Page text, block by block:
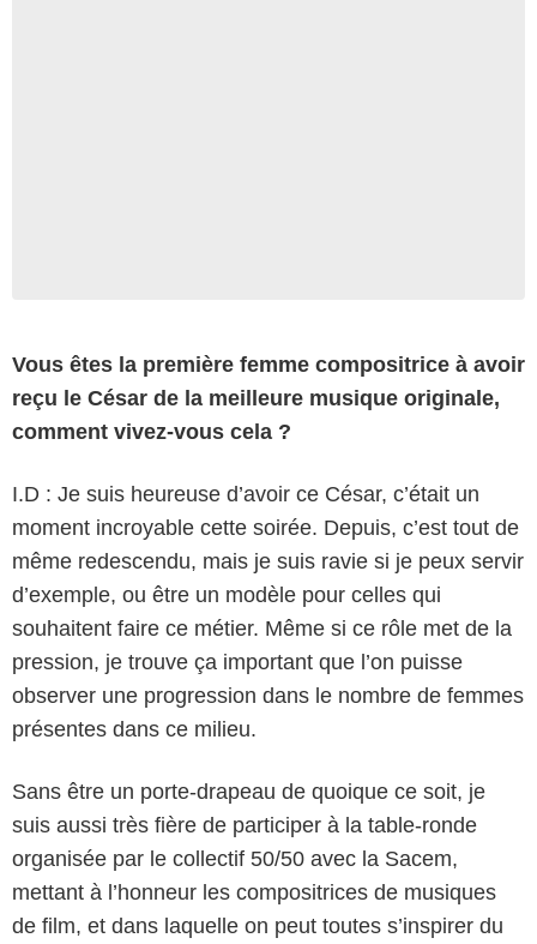
Vous êtes la première femme compositrice à avoir
reçu le César de la meilleure musique originale,
comment vivez-vous cela ?
I.D : Je suis heureuse d’avoir ce César, c’était un
moment incroyable cette soirée. Depuis, c’est tout de
même redescendu, mais je suis ravie si je peux servir
d’exemple, ou être un modèle pour celles qui
souhaitent faire ce métier. Même si ce rôle met de la
pression, je trouve ça important que l’on puisse
observer une progression dans le nombre de femmes
présentes dans ce milieu.
Sans être un porte-drapeau de quoique ce soit, je
suis aussi très fière de participer à la table-ronde
organisée par le collectif 50/50 avec la Sacem,
mettant à l’honneur les compositrices de musiques
de film, et dans laquelle on peut toutes s’inspirer du